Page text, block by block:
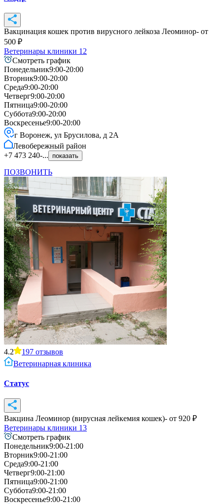
Вакцинация кошек против вирусного лейкоза Леоминор- от
500 ₽
Ветеринары клиники 12
Смотреть график
Понедельник9:00-20:00
Вторник9:00-20:00
Среда9:00-20:00
Четверг9:00-20:00
Пятница9:00-20:00
Суббота9:00-20:00
Воскресенье9:00-20:00
г Воронеж, ул Брусилова, д 2А
Левобережный район
+7 473 240-...
показать
ПОЗВОНИТЬ
4.2 197 отзывов
Ветеринарная клиника
Статус
Вакцина Леоминор (вирусная лейкемия кошек)- от 920 ₽
Ветеринары клиники 13
Смотреть график
Понедельник9:00-21:00
Вторник9:00-21:00
Среда9:00-21:00
Четверг9:00-21:00
Пятница9:00-21:00
Суббота9:00-21:00
Воскресенье9:00-21:00